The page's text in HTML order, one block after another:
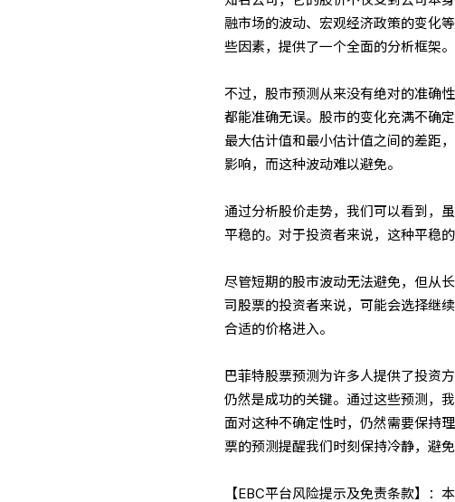
融市场的波动、宏观经济政策的变化
些因素，提供了一个全面的分析框架。
不过，股市预测从来没有绝对的准确
都能准确无误。股市的变化充满不确
最大估计值和最小估计值之间的差距
影响，而这种波动难以避免。
通过分析股价走势，我们可以看到，
平稳的。对于投资者来说，这种平稳
尽管短期的股市波动无法避免，但从
司股票的投资者来说，可能会选择继
合适的价格进入。
巴菲特股票预测为许多人提供了投资
仍然是成功的关键。通过这些预测，
面对这种不确定性时，仍然需要保持
票的预测提醒我们时刻保持冷静，避
【EBC平台风险提示及免责条款】